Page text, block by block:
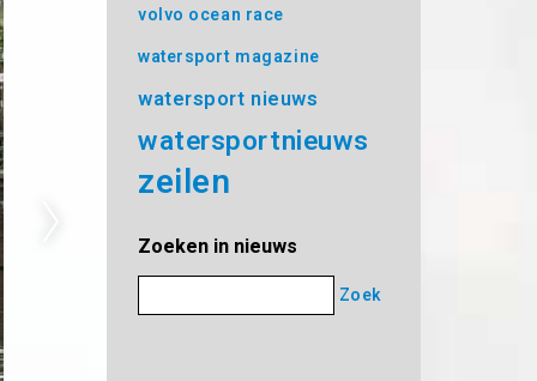
volvo ocean race
watersport magazine
watersport nieuws
watersportnieuws
zeilen
Zoeken in nieuws
Zoek